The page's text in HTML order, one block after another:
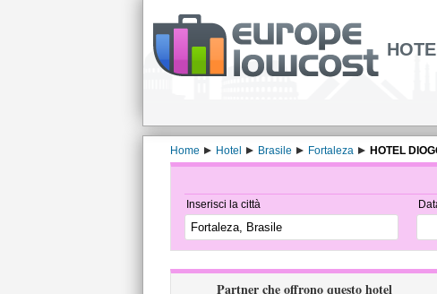
Home Hotel Brasile Fortaleza HOTEL
Inserisci la città
Partner che offrono questo hotel